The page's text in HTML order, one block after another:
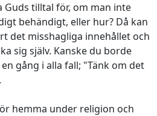
Guds tilltal för, om man inte
behändigt, eller hur? Då kan
det misshagliga innehållet och
sig själv. Kanske du borde
gång i alla fall; "Tänk om det
hemma under religion och